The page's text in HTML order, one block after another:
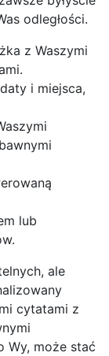
odległości.
z Waszymi
i miejsca,
lub
ale
cytatami z
Wy, może stać